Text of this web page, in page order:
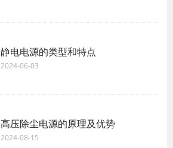
静电电源的类型和特点
2024-06-03
高压除尘电源的原理及优势
2024-08-15